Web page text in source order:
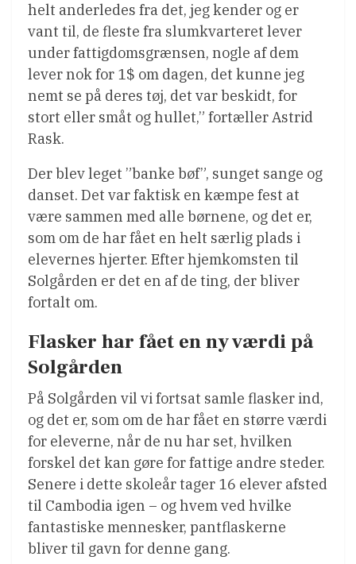
helt anderledes fra det, jeg kender og er
vant til, de fleste fra slumkvarteret lever
under fattigdomsgrænsen, nogle af dem
lever nok for 1$ om dagen, det kunne jeg
nemt se på deres tøj, det var beskidt, for
stort eller småt og hullet,” fortæller Astrid
Rask.
Der blev leget ”banke bøf”, sunget sange og
danset. Det var faktisk en kæmpe fest at
være sammen med alle børnene, og det er,
som om de har fået en helt særlig plads i
elevernes hjerter. Efter hjemkomsten til
Solgården er det en af de ting, der bliver
fortalt om.
Flasker har fået en ny værdi på
Solgården
På Solgården vil vi fortsat samle flasker ind,
og det er, som om de har fået en større værdi
for eleverne, når de nu har set, hvilken
forskel det kan gøre for fattige andre steder.
Senere i dette skoleår tager 16 elever afsted
til Cambodia igen – og hvem ved hvilke
fantastiske mennesker, pantflaskerne
bliver til gavn for denne gang.